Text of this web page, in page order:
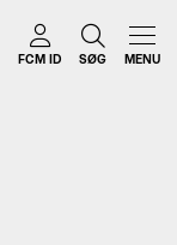
FCM ID SØG MENU